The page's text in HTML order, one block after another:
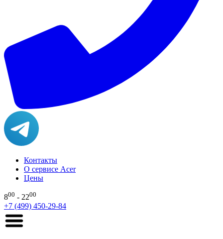
Контакты
О сервисе Acer
Цены
800 - 2200
+7 (499) 450-29-84